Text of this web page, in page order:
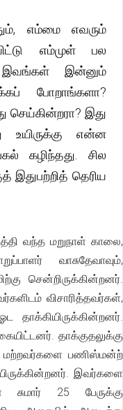
எம்மை எவரும்
எம்முள் பல
இன்னும்
போறாங்களா?
செய்கின்றரா? இது
உயிருக்கு என்ன
கழிந்தது. சில
இதுபற்றித் தெரிய
வந்த மறுநாள் காலை,
வாசுதேவாவும்,
சென்றிருக்கின்றனர்.
விசாரித்தவர்கள்,
தாக்குதலுக்கு
மற்றவர்களை பணிஸ்மன்ற்
இவர்களை
25 பேருக்கு